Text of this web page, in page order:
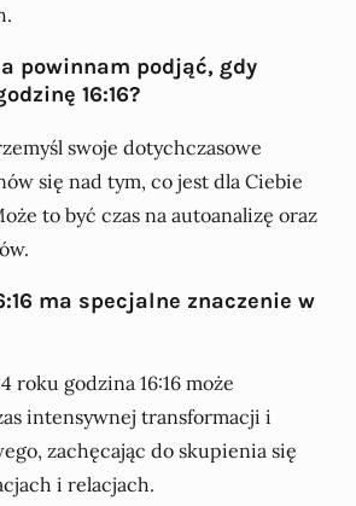
powinnam podjąć, gdy
16:16?
swoje dotychczasowe
się nad tym, co jest dla Ciebie
to być czas na autoanalizę oraz
ma specjalne znaczenie w
roku godzina 16:16 może
intensywnej transformacji i
zachęcając do skupienia się
i relacjach.